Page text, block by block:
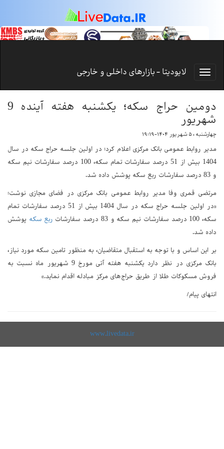
لایودیتا - بازارهای داخلی و خارجی
دومین حراج سکه؛ یکشنبه هفته آینده 9
شهریور
چهارشنبه ، ۵ شهریور ۱۴۰۴-۱۹:۱۹
مدیر روابط عمومی بانک مرکزی اعلام کرد: در اولین جلسه حراج سکه در سال
1404 بیش از 51 درصد سفارشات تمام سکه، 100 درصد سفارشات نیم سکه
و 83 درصد سفارشات ربع سکه پوشش داده شد.
مرتضی قمری وفا مدیر روابط عمومی بانک مرکزی در فضای مجازی نوشت:
«در اولین جلسه حراج سکه در سال 1404 بیش از 51 درصد سفارشات تمام
سکه، 100 درصد سفارشات نیم سکه و 83 درصد سفارشات
ربع سکه پوشش
داده شد.
بر این اساس و با توجه به استقبال متقاضیان، به منظور تامین سکه مورد نیاز،
بانک مرکزی در نظر دارد یکشنبه هفته آتی مورخ 9 شهریور ماه نسبت به
فروش مسکوکات طلا از طریق حراج‌های مرکز مبادله اقدام نماید.»
انتهای پیام/
www.livedata.ir